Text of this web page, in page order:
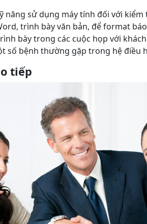
năng sử dụng máy tính đối với kiểm
trình bày văn bản, để format
bày trong các cuộc họp với
số bệnh thường gặp trong hệ điều
tiếp